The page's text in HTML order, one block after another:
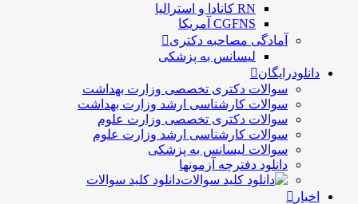
RN کانادا و استرالیا
CGFNS آمریکا
آمادگی مصاحبه دکتری
لیسانس به پزشکی
دانلودرایگان
سوالات دکتری تخصصی وزارت بهداشت
سوالات کارشناسی ارشد وزارت بهداشت
سوالات دکتری تخصصی وزارت علوم
سوالات کارشناسی ارشد وزارت علوم
سوالات لیسانس به پزشکی
دانلود دفترچه آزمونها
دانلود کلید سوالات
اخبار